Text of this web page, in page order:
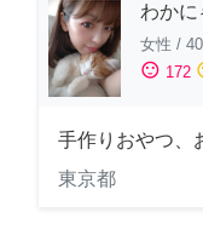
わかに
女性 /
sentiment_satisfied 172
手作りおやつ、
東京都